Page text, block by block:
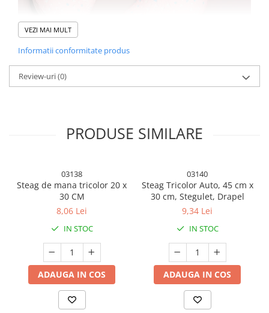
Descriere
Concepute pentru confortul dvs. : Pernele pentru gravide au un
design premium. Perna noastra pentru maternitate este cheia
Design: Perna pentru sarcina are un design avansat și va permite
sa dormiți confortabil pe o parte, fara a fi nevoie sa rearanjați
constant pernele.
Pentru utilizare zilnica: Perna noastra de sarcina este compacta și
VEZI MAI MULT
Informatii conformitate produs
Review-uri(0)
PRODUSE SIMILARE
03138
Steag de mana tricolor 20 x
30 CM
8,06 Lei
IN STOC
ADAUGA IN COS
03140
Steag Tricolor Auto, 45 cm x
30 cm, Stegulet, Drapel
9,34 Lei
IN STOC
ADAUGA IN COS